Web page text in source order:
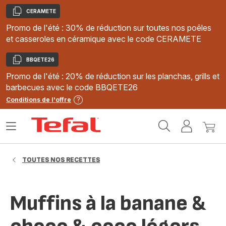
Copier
CERAMETE
Promo de l'été : 30% de réduction sur toutes nos poêles
et casseroles en céramique avec le code CERAMETE
Copier
BBQETE26
Promo de l'été : 20% de réduction sur les planchas, grills et
barbecues avec le code BBQETE26
Conditions de l'offre
MonMon
Ouvrir
TOUTES NOS RECETTES
Muffins à la banane &